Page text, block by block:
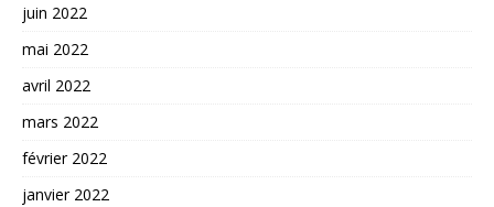
juin 2022
mai 2022
avril 2022
mars 2022
février 2022
janvier 2022